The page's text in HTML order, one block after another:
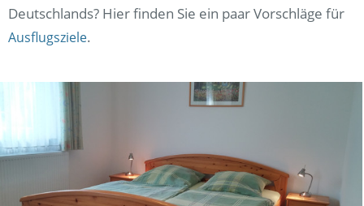
Deutschlands? Hier finden Sie ein paar Vorschläge für
Ausflugsziele.